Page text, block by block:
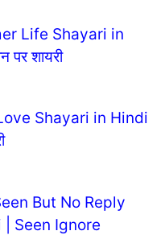
Life Shayari in
पर शायरी
Shayari in Hindi
But No Reply
Seen Ignore